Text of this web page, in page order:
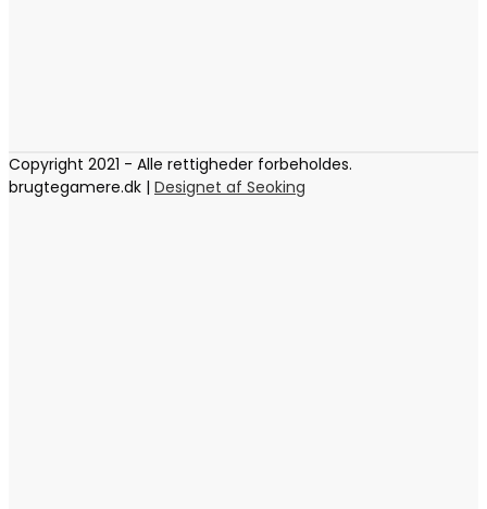
Copyright 2021 - Alle rettigheder forbeholdes.
brugtegamere.dk | Designet af Seoking